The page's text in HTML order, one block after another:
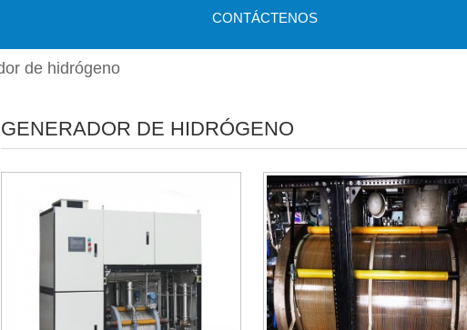
CONTÁCTENOS
de hidrógeno
GENERADOR DE HIDRÓGENO